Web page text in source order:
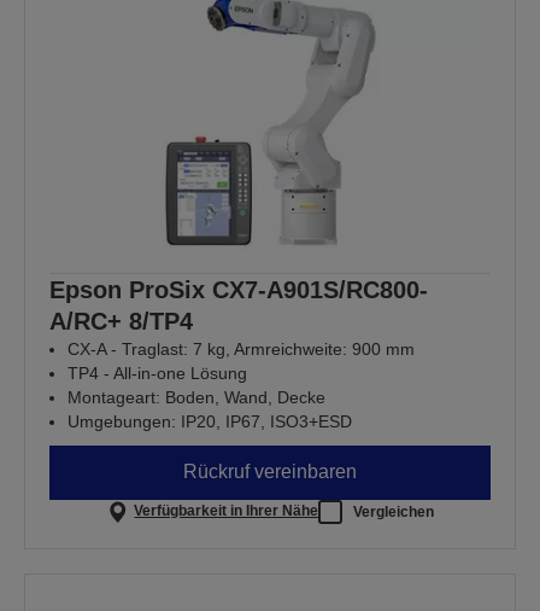
Epson ProSix CX7-A901S/RC800-
A/RC+ 8/TP4
CX-A - Traglast: 7 kg, Armreichweite: 900 mm
TP4 - All-in-one Lösung
Montageart: Boden, Wand, Decke
Umgebungen: IP20, IP67, ISO3+ESD
Rückruf vereinbaren
Verfügbarkeit in Ihrer Nähe Vergleichen